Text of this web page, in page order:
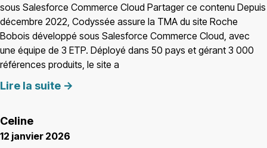
sous Salesforce Commerce Cloud Partager ce contenu Depuis
décembre 2022, Codyssée assure la TMA du site Roche
Bobois développé sous Salesforce Commerce Cloud, avec
une équipe de 3 ETP. Déployé dans 50 pays et gérant 3 000
références produits, le site a
Lire la suite ->
Celine
12 janvier 2026